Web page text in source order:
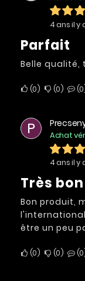
4 ans il y
Parfait
Belle qualité,
0 0 0
P Achat
4 ans il y
Très
Bon produit,
être un peu
0 0 0